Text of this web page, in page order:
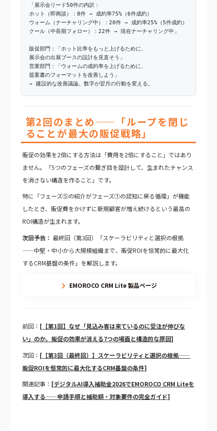
「展示会リード50件の内訳：
ホット（即商談）：8件 → 成約率75%（6件成約）
ウォーム（ナーチャリング中）：20件 → 成約率25%（5件成約）
クール（中長期フォロー）：22件 → 現在ナーチャリング中」
販促部門：「ホット比率をもっと上げるために、
展示会の出展ブースの設計を見直そう」
営業部門：「ウォームの成約率を上げるために、
提案書のフォーマットを改善しよう」
→ 建設的な改善議論。数字が翌月の行動を変える。
第2回のまとめ——「ループを閉じ
ることが最大の販促戦略」
販促の効果を2倍にする方法は「費用を2倍にすること」ではあり
ません。「5つのフェーズの繋ぎ目を設計して、生まれたチャンス
を消さない構造を作ること」です。
特に「フェーズ⑤の紹介がフェーズ①の認知に戻る循環」が機能
したとき、販促費をかけずに新規顧客が増え続けるという最高の
ROI構造が生まれます。
次回予告： 最終回（第3回）「スケーラビリティと選択の根拠
——中堅・中小から大規模組織まで、販促ROIを恒常的に最大化
するCRM基盤の条件」を解説します。
EMOROCO CRM Lite 製品ページ
前回： [【第1回】なぜ「見込み客は来ているのに受注が伸びな
い」のか。販促の効果が消える7つの場面と構造的な原因]
次回： [【第3回（最終回）】スケーラビリティと選択の根拠——
販促ROIを恒常的に最大化するCRM基盤の条件]
関連記事： [デジタルAI導入補助金2026でEMOROCO CRM Liteを
導入する——申請手順と補助額・対象要件の完全ガイド]